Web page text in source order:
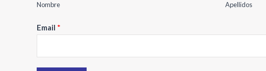
Nombre Apellidos
o
Email *